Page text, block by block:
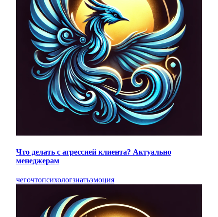
Что делать с агрессией клиента? Актуально
менеджерам
чегочтопсихологзнатьэмоция